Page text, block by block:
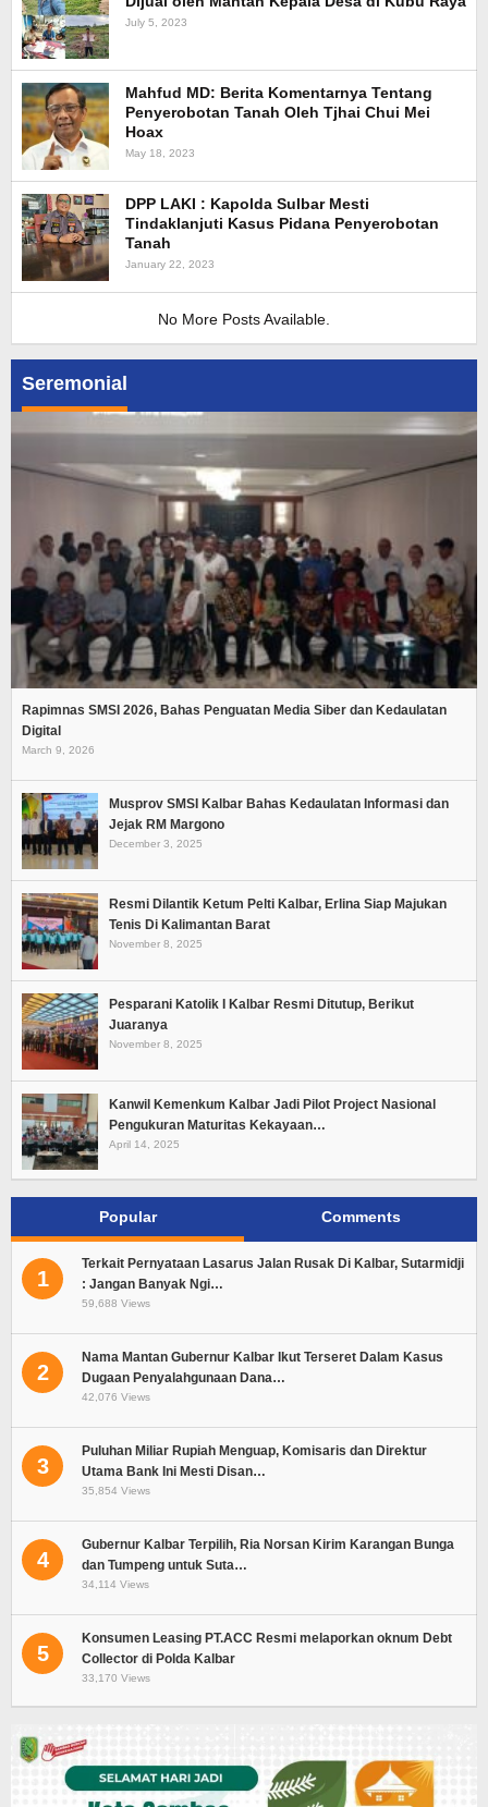
Seremonial
Rapimnas SMSI 2026, Bahas Penguatan Media Siber dan Kedaulatan
Digital
March 9, 2026
Musprov SMSI Kalbar Bahas Kedaulatan Informasi dan
Jejak RM Margono
December 3, 2025
Resmi Dilantik Ketum Pelti Kalbar, Erlina Siap Majukan
Tenis Di Kalimantan Barat
November 8, 2025
Pesparani Katolik I Kalbar Resmi Ditutup, Berikut
Juaranya
November 8, 2025
Kanwil Kemenkum Kalbar Jadi Pilot Project Nasional
Pengukuran Maturitas Kekayaan…
April 14, 2025
Popular Comments
1
Terkait Pernyataan Lasarus Jalan Rusak Di Kalbar, Sutarmidji
: Jangan Banyak Ngi…
59,688 Views
2
Nama Mantan Gubernur Kalbar Ikut Terseret Dalam Kasus
Dugaan Penyalahgunaan Dana…
42,076 Views
3
Puluhan Miliar Rupiah Menguap, Komisaris dan Direktur
Utama Bank Ini Mesti Disan…
35,854 Views
4
Gubernur Kalbar Terpilih, Ria Norsan Kirim Karangan Bunga
dan Tumpeng untuk Suta…
34,114 Views
5
Konsumen Leasing PT.ACC Resmi melaporkan oknum Debt
Collector di Polda Kalbar
33,170 Views
July 5, 2023
Mahfud MD: Berita Komentarnya Tentang
Penyerobotan Tanah Oleh Tjhai Chui Mei
Hoax
May 18, 2023
DPP LAKI : Kapolda Sulbar Mesti
Tindaklanjuti Kasus Pidana Penyerobotan
Tanah
January 22, 2023
No More Posts Available.